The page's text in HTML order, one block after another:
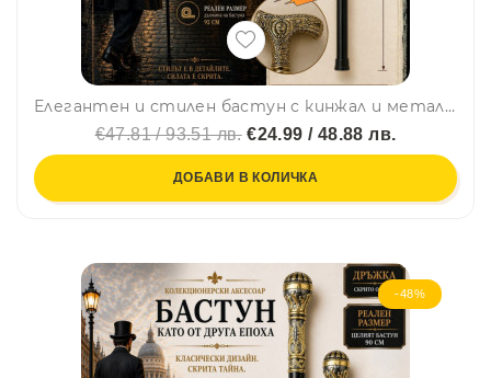
Елегантен и стилен бастун с кинжал и метална дръжка с флорални мотиви и герба на СССР
€47.81 / 93.51 лв.€24.99 / 48.88 лв.
ДОБАВИ В КОЛИЧКА
-48%